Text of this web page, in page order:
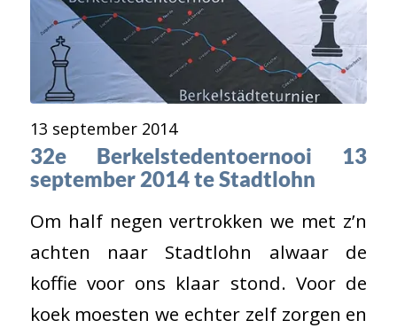
13 september 2014
32e Berkelstedentoernooi 13
september 2014 te Stadtlohn
Om half negen vertrokken we met z’n
achten naar Stadtlohn alwaar de
koffie voor ons klaar stond. Voor de
koek moesten we echter zelf zorgen en